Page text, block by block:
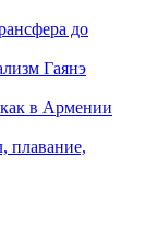
до
Гаянэ
в Армении
плавание,